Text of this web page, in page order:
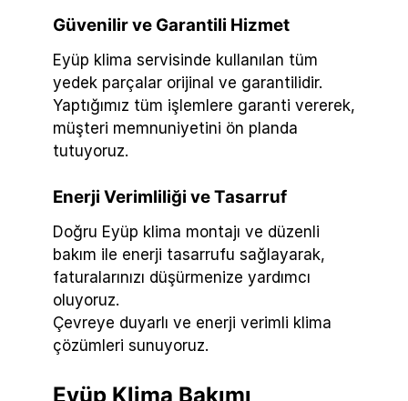
Güvenilir ve Garantili Hizmet
Eyüp klima servisinde kullanılan tüm
yedek parçalar orijinal ve garantilidir.
Yaptığımız tüm işlemlere garanti vererek,
müşteri memnuniyetini ön planda
tutuyoruz.
Enerji Verimliliği ve Tasarruf
Doğru Eyüp klima montajı ve düzenli
bakım ile enerji tasarrufu sağlayarak,
faturalarınızı düşürmenize yardımcı
oluyoruz.
Çevreye duyarlı ve enerji verimli klima
çözümleri sunuyoruz.
Eyüp Klima Bakımı